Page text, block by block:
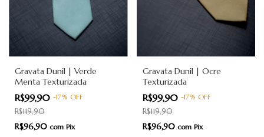
Gravata Dunil | Verde
Menta Texturizada
R$99,90 -17% OFF
R$119,90
R$96,90 com Pix
Gravata Dunil | Ocre
Texturizada
R$99,90 -17% OFF
R$119,90
R$96,90 com Pix